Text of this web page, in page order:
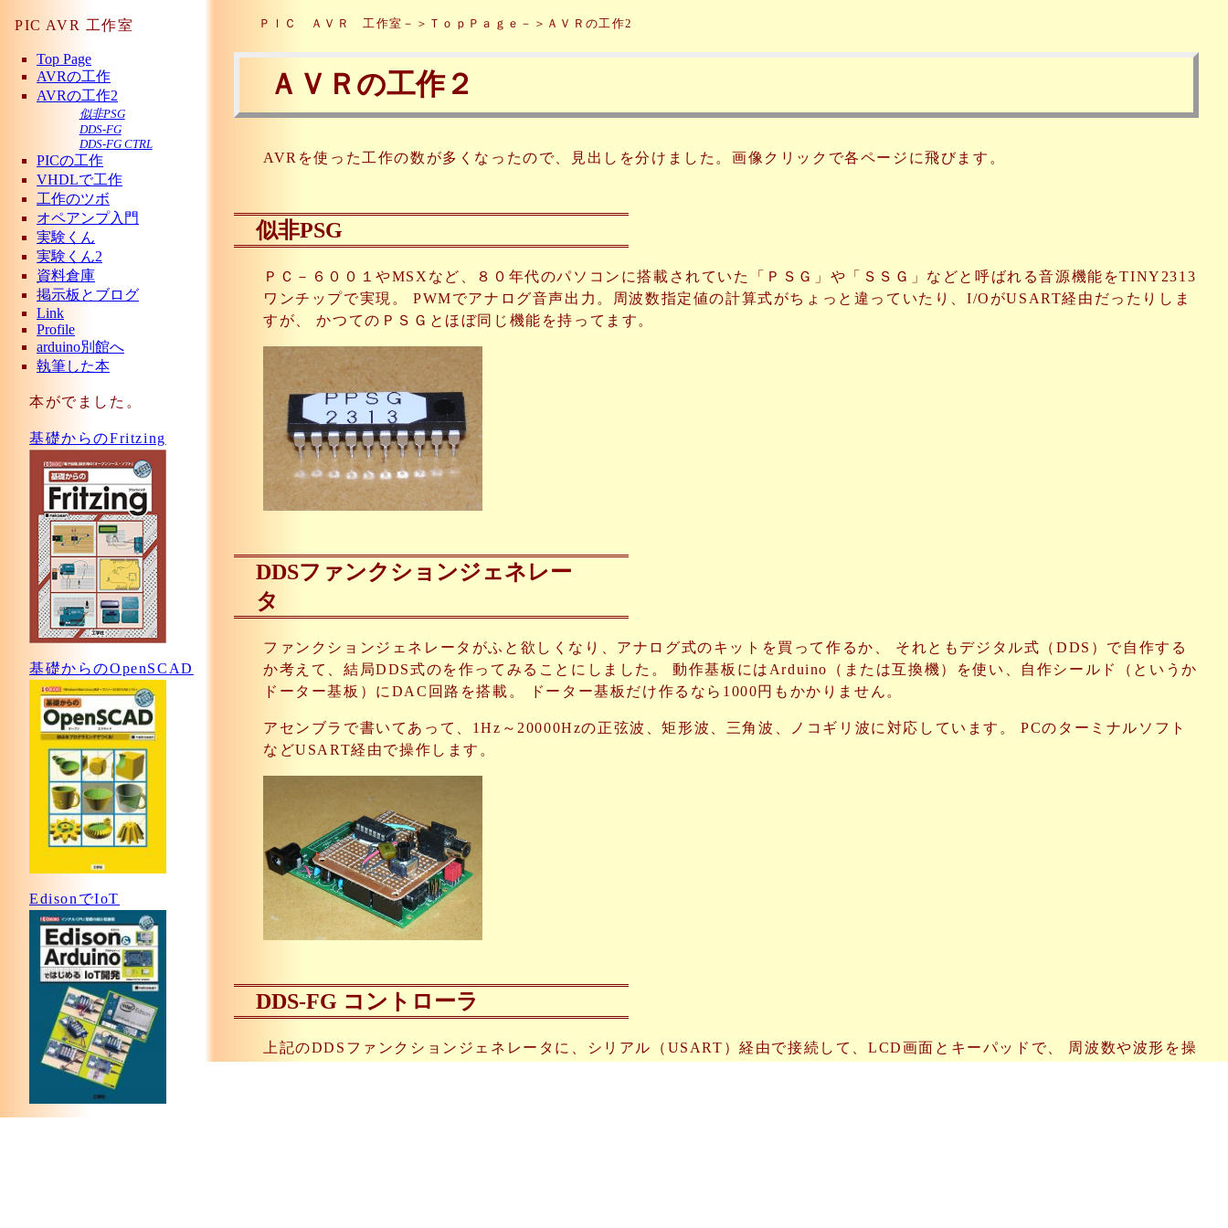
ＰＩＣ ＡＶＲ 工作室－＞ＴｏｐＰａｇｅ－＞ＡＶＲの工作2
ＡＶＲの工作２
AVRを使った工作の数が多くなったので、見出しを分けました。画像クリックで各ページに飛びます。
似非PSG
ＰＣ－６００１やMSXなど、８０年代のパソコンに搭載されていた「ＰＳＧ」や「ＳＳＧ」などと呼ばれる音源機能をTINY2313
ワンチップで実現。 PWMでアナログ音声出力。周波数指定値の計算式がちょっと違っていたり、I/OがUSART経由だったりしま
すが、 かつてのＰＳＧとほぼ同じ機能を持ってます。
DDSファンクションジェネレー
タ
ファンクションジェネレータがふと欲しくなり、アナログ式のキットを買って作るか、 それともデジタル式（DDS）で自作する
か考えて、結局DDS式のを作ってみることにしました。 動作基板にはArduino（または互換機）を使い、自作シールド（というか
ドーター基板）にDAC回路を搭載。 ドーター基板だけ作るなら1000円もかかりません。
アセンブラで書いてあって、1Hz～20000Hzの正弦波、矩形波、三角波、ノコギリ波に対応しています。 PCのターミナルソフト
などUSART経由で操作します。
DDS-FG コントローラ
上記のDDSファンクションジェネレータに、シリアル（USART）経由で接続して、LCD画面とキーパッドで、 周波数や波形を操
PIC AVR 工作室
Top Page
AVRの工作
AVRの工作2
似非PSG
DDS-FG
DDS-FG CTRL
PICの工作
VHDLで工作
工作のツボ
オペアンプ入門
実験くん
実験くん2
資料倉庫
掲示板とブログ
Link
Profile
arduino別館へ
執筆した本
本がでました。
基礎からのFritzing
基礎からのOpenSCAD
EdisonでIoT